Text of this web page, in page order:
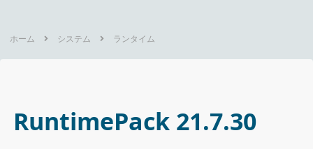
ホーム システム ランタイム
RuntimePack 21.7.30